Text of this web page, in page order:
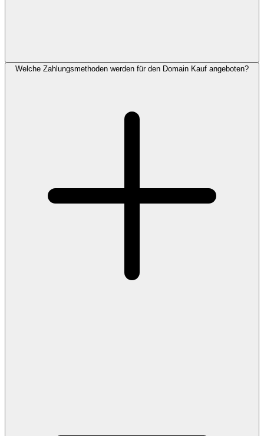
Welche Zahlungsmethoden werden für den Domain Kauf angeboten?